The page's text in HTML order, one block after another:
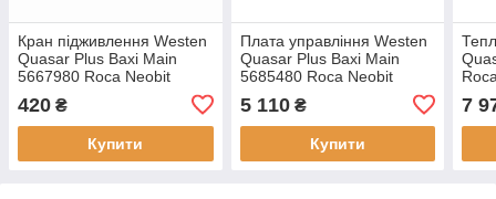
Кран підживлення Westen
Quasar Plus Baxi Main
5667980 Roca Neobit
420 ₴
Купити
Плата управління Westen
Quasar Plus Baxi Main
5685480 Roca Neobit
Teplowest Basis SM11444
5 110₴
Купити
7